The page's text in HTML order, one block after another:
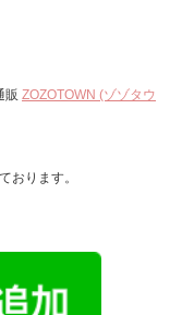
販 ZOZOTOWN (ゾゾタウ
おります。